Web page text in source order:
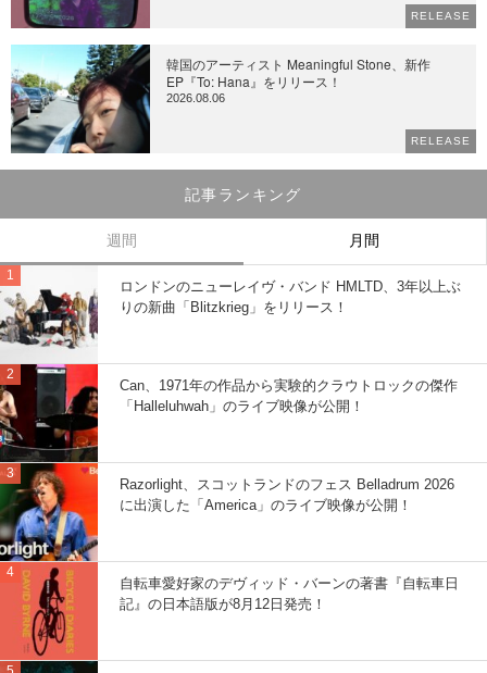
RELEASE
韓国のアーティスト Meaningful Stone、新作
EP『To: Hana』をリリース！
2026.08.06
RELEASE
記事ランキング
週間 月間
ロンドンのニューレイヴ・バンド HMLTD、3年以上ぶ
りの新曲「Blitzkrieg」をリリース！
Can、1971年の作品から実験的クラウトロックの傑作
「Halleluhwah」のライブ映像が公開！
Razorlight、スコットランドのフェス Belladrum 2026
に出演した「America」のライブ映像が公開！
自転車愛好家のデヴィッド・バーンの著書『自転車日
記』の日本語版が8月12日発売！